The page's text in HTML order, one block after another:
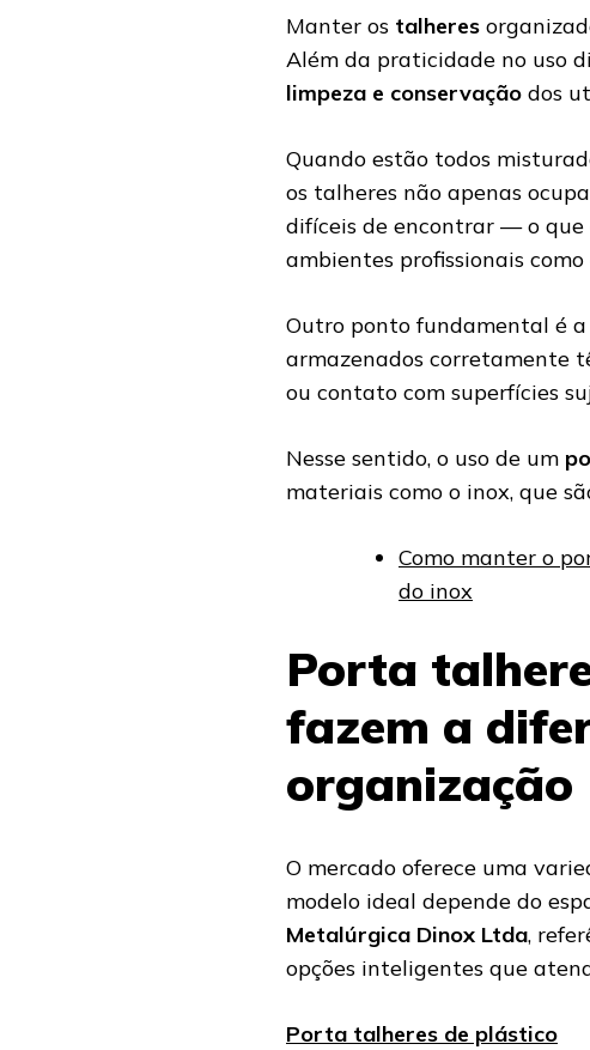
Manter os talheres
Além da praticidade no uso
limpeza e conservação dos
Quando estão todos
os talheres não apenas
difíceis de encontrar — o que
ambientes profissionais
Outro ponto fundamental é a
armazenados corretamente
ou contato com superfícies
Nesse sentido, o uso de um
materiais como o inox, que
Como manter o
do inox
Porta
fazem a
organização
O mercado oferece uma
modelo ideal depende do
Metalúrgica Dinox Ltda,
opções inteligentes que
Porta talheres de plástico